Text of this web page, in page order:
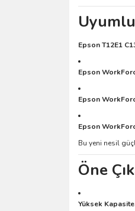
Epson T12E1
Epson
Epson
Epson
Bu yeni nesil
Öne
Yüksek Kapasite